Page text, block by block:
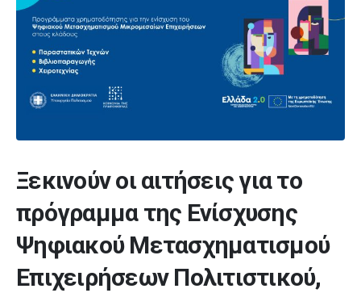
Ξεκινούν οι αιτήσεις για το
πρόγραμμα της Ενίσχυσης
Ψηφιακού Μετασχηματισμού
Επιχειρήσεων Πολιτιστικού,